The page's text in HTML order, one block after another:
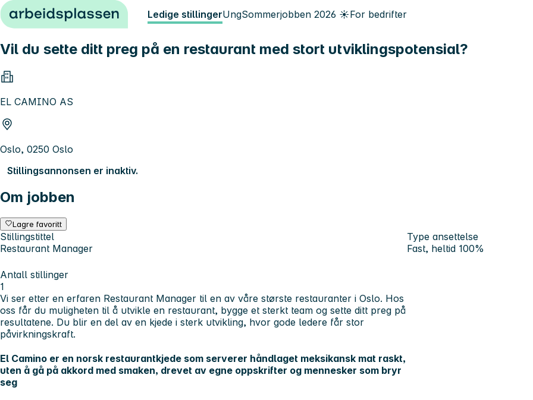
Hopp til innhold Ledige stillingerUngSommerjobben 2026 ☀️For bedrifter
Vil du sette ditt preg på en restaurant med stort utviklingspotensial?
EL CAMINO AS
Oslo, 0250 Oslo
Stillingsannonsen er inaktiv.
Om jobben
Lagre favoritt
Stillingstittel
Restaurant Manager
Type ansettelse
Fast, heltid 100%
Antall stillinger
1
Vi ser etter en erfaren Restaurant Manager til en av våre største restauranter i Oslo. Hos
oss får du muligheten til å utvikle en restaurant, bygge et sterkt team og sette ditt preg på
resultatene. Du blir en del av en kjede i sterk utvikling, hvor gode ledere får stor
påvirkningskraft.
El Camino er en norsk restaurantkjede som serverer håndlaget meksikansk mat raskt,
uten å gå på akkord med smaken, drevet av egne oppskrifter og mennesker som bryr
seg